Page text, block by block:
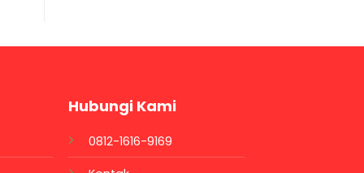
Hubungi Kami
0812-1616-9169